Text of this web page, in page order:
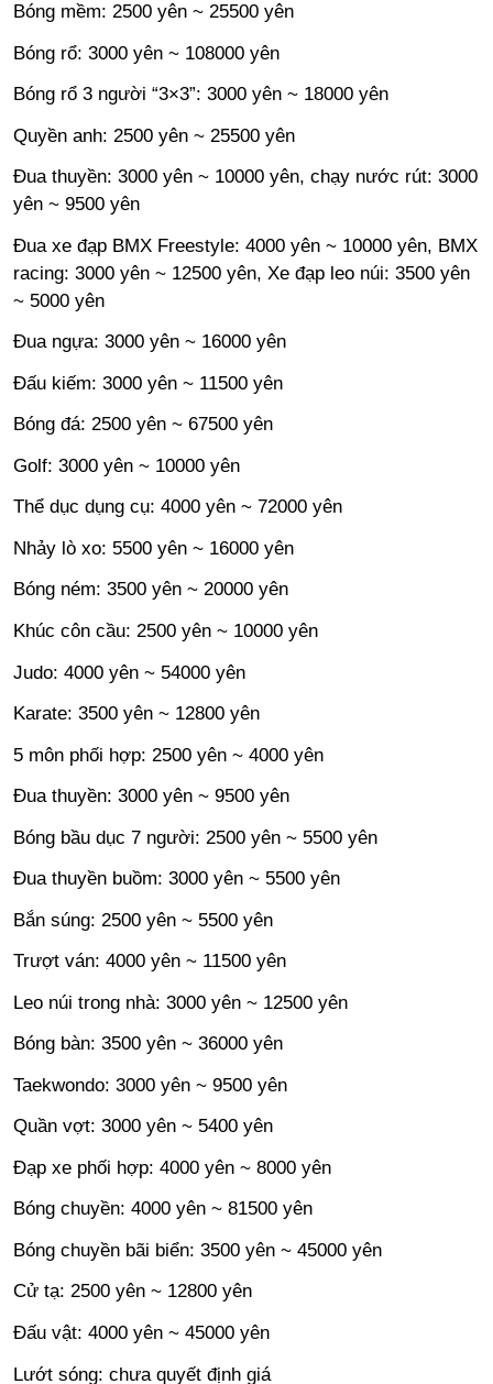
Bóng mềm: 2500 yên ~ 25500 yên
Bóng rổ: 3000 yên ~ 108000 yên
Bóng rổ 3 người “3×3”: 3000 yên ~ 18000 yên
Quyền anh: 2500 yên ~ 25500 yên
Đua thuyền: 3000 yên ~ 10000 yên, chạy nước rút: 3000
yên ~ 9500 yên
Đua xe đạp BMX Freestyle: 4000 yên ~ 10000 yên, BMX
racing: 3000 yên ~ 12500 yên, Xe đạp leo núi: 3500 yên
~ 5000 yên
Đua ngựa: 3000 yên ~ 16000 yên
Đấu kiếm: 3000 yên ~ 11500 yên
Bóng đá: 2500 yên ~ 67500 yên
Golf: 3000 yên ~ 10000 yên
Thể dục dụng cụ: 4000 yên ~ 72000 yên
Nhảy lò xo: 5500 yên ~ 16000 yên
Bóng ném: 3500 yên ~ 20000 yên
Khúc côn cầu: 2500 yên ~ 10000 yên
Judo: 4000 yên ~ 54000 yên
Karate: 3500 yên ~ 12800 yên
5 môn phối hợp: 2500 yên ~ 4000 yên
Đua thuyền: 3000 yên ~ 9500 yên
Bóng bầu dục 7 người: 2500 yên ~ 5500 yên
Đua thuyền buồm: 3000 yên ~ 5500 yên
Bắn súng: 2500 yên ~ 5500 yên
Trượt ván: 4000 yên ~ 11500 yên
Leo núi trong nhà: 3000 yên ~ 12500 yên
Bóng bàn: 3500 yên ~ 36000 yên
Taekwondo: 3000 yên ~ 9500 yên
Quần vợt: 3000 yên ~ 5400 yên
Đạp xe phối hợp: 4000 yên ~ 8000 yên
Bóng chuyền: 4000 yên ~ 81500 yên
Bóng chuyền bãi biển: 3500 yên ~ 45000 yên
Cử tạ: 2500 yên ~ 12800 yên
Đấu vật: 4000 yên ~ 45000 yên
Lướt sóng: chưa quyết định giá